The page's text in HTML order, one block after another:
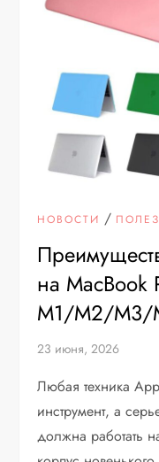
НОВОСТИ /
на MacBook
M1/M2/M3/
23 июня, 2026
Любая техника
инструмент, а
должна работать